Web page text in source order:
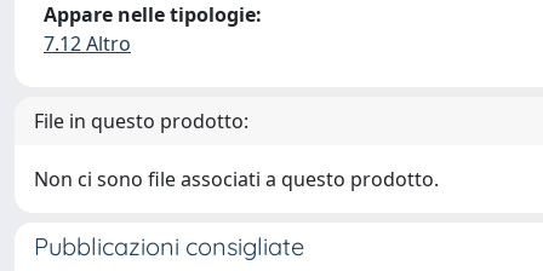
Appare nelle tipologie:
7.12 Altro
File in questo prodotto:
Non ci sono file associati a questo prodotto.
Pubblicazioni consigliate